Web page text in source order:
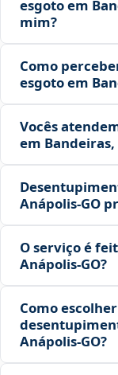
esgoto em
mim?
Como
esgoto em
Vocês
em Bandeiras,
Anápolis‑GO
O serviço é
Anápolis‑GO?
Como
Anápolis‑GO?